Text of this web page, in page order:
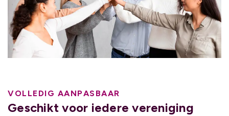
VOLLEDIG AANPASBAAR
Geschikt voor iedere vereniging